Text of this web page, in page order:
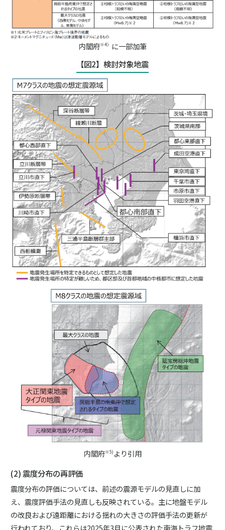
内閣府※4） に一部加筆
【図2】検討対象地震
内閣府※5) より引用
(2) 震度分布の再評価
震度分布の評価については、前述の震源モデルの見直しに加
え、震度評価手法の見直しも反映されている。主に地盤モデル
の改良および遠距離における揺れの大きさの評価手法の更新が
行われており、これらは2025年3月に公表された南海トラフ地震